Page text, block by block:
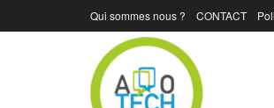
Qui sommes nous ? CONTACT